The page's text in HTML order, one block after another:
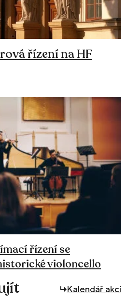
řízení na HF
řízení se
violoncello
Kalendář akcí